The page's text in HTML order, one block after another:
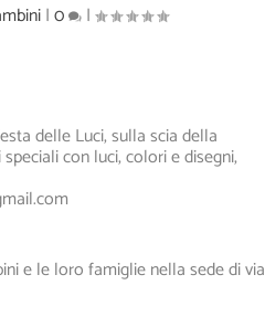
|0 |
delle Luci, sulla scia della
con luci, colori e disegni,
l.com
e le loro famiglie nella sede di via